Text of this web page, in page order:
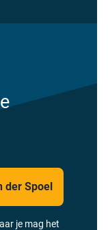
der Spoel
je mag het